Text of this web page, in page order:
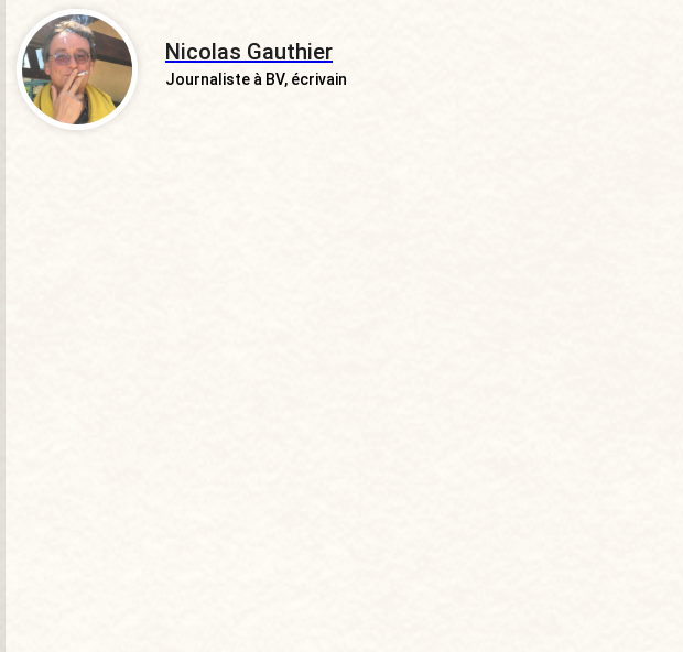
Nicolas Gauthier
Journaliste à BV, écrivain